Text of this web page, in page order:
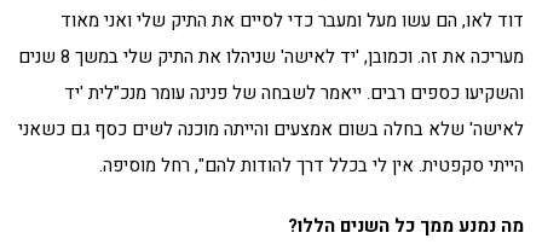
דוד לאו, הם עשו מעל ומעבר כדי לסיים את התיק שלי ואני מאוד
מעריכה את זה. וכמובן, 'יד לאישה' שניהלו את התיק שלי במשך 8 שנים
והשקיעו כספים רבים. ייאמר לשבחה של פנינה עומר מנכ"לית 'יד
לאישה' שלא בחלה בשום אמצעים והייתה מוכנה לשים כסף גם כשאני
הייתי סקפטית. אין לי בכלל דרך להודות להם", רחל מוסיפה.
מה נמנע ממך כל השנים הללו?